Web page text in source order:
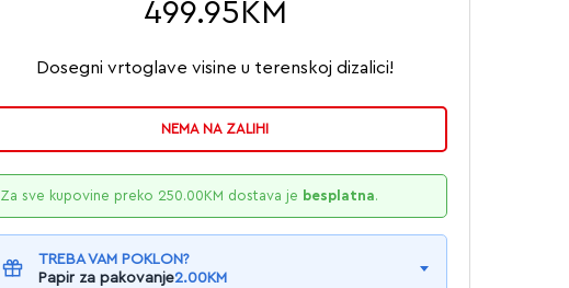
499.95 KM
Dosegni vrtoglave visine u terenskoj dizalici!
NEMA NA ZALIHI
Za sve kupovine preko 250.00KM dostava je besplatna.
TREBA VAM POKLON?
Papir za pakovanje2.00KM